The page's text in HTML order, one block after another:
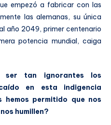
empezó a fabricar con las
las alemanas, su única
año 2049, primer centenario
potencia mundial, caiga
ser tan ignorantes los
en esta indigencia
permitido que nos
humillen?